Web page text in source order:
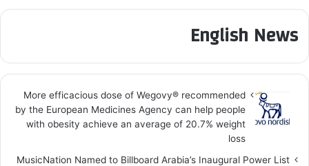
English News
More efficacious dose of Wegovy®️ recommended
by the European Medicines Agency can help people
with obesity achieve an average of 20.7% weight
loss
MusicNation Named to Billboard Arabia’s Inaugural Power List